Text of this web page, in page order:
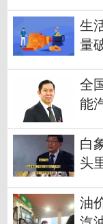
生
量
全
能
白
头
油